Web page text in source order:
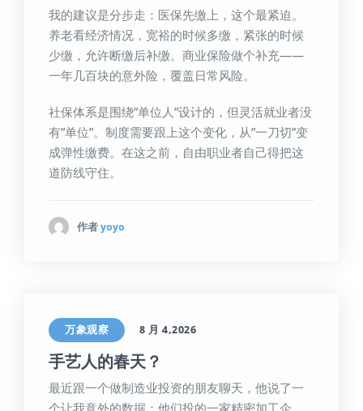
我的建议是分步走：医保先缴上，这个最紧迫。
养老看经济情况，宽裕的时候多缴，紧张的时候
少缴，允许断缴后补缴。商业保险做个补充——
一年几百块的意外险，覆盖日常风险。
社保体系是围绕”单位人”设计的，但灵活就业者没
有”单位”。制度需要跟上这个变化，从”一刀切”变
成弹性缴费。在这之前，自由职业者自己得把这
道防线守住。
作者 yoyo
万象观察 8 月 4,2026
手艺人的春天？
最近跟一个做制造业投资的朋友聊天，他说了一